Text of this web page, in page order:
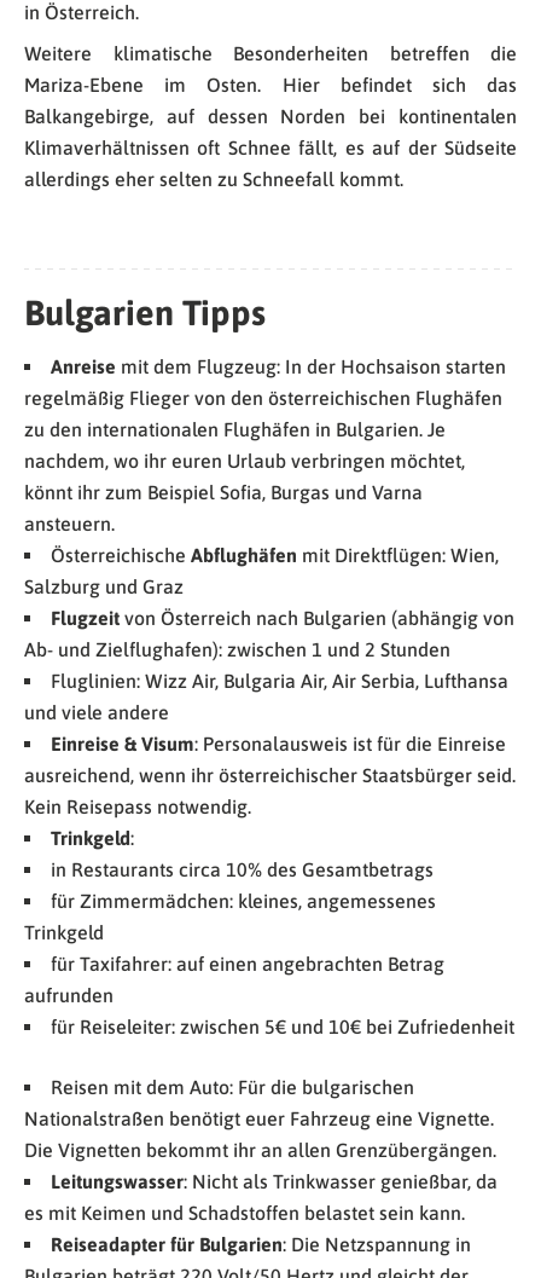
in Österreich.
Weitere klimatische Besonderheiten betreffen die
Mariza-Ebene im Osten. Hier befindet sich das
Balkangebirge, auf dessen Norden bei kontinentalen
Klimaverhältnissen oft Schnee fällt, es auf der Südseite
allerdings eher selten zu Schneefall kommt.
Bulgarien Tipps
Anreise mit dem Flugzeug: In der Hochsaison starten
regelmäßig Flieger von den österreichischen Flughäfen
zu den internationalen Flughäfen in Bulgarien. Je
nachdem, wo ihr euren Urlaub verbringen möchtet,
könnt ihr zum Beispiel Sofia, Burgas und Varna
ansteuern.
Österreichische Abflughäfen mit Direktflügen: Wien,
Salzburg und Graz
Flugzeit von Österreich nach Bulgarien (abhängig von
Ab- und Zielflughafen): zwischen 1 und 2 Stunden
Fluglinien: Wizz Air, Bulgaria Air, Air Serbia, Lufthansa
und viele andere
Einreise & Visum: Personalausweis ist für die Einreise
ausreichend, wenn ihr österreichischer Staatsbürger seid.
Kein Reisepass notwendig.
Trinkgeld:
in Restaurants circa 10% des Gesamtbetrags
für Zimmermädchen: kleines, angemessenes
Trinkgeld
für Taxifahrer: auf einen angebrachten Betrag
aufrunden
für Reiseleiter: zwischen 5€ und 10€ bei Zufriedenheit
Reisen mit dem Auto: Für die bulgarischen
Nationalstraßen benötigt euer Fahrzeug eine Vignette.
Die Vignetten bekommt ihr an allen Grenzübergängen.
Leitungswasser: Nicht als Trinkwasser genießbar, da
es mit Keimen und Schadstoffen belastet sein kann.
Reiseadapter für Bulgarien: Die Netzspannung in